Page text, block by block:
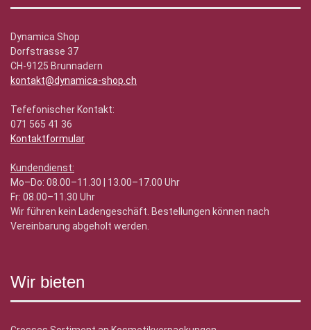
Dynamica Shop
Dorfstrasse 37
CH-9125 Brunnadern
kontakt@dynamica-shop.ch
Tefefonischer Kontakt:
071 565 41 36
Kontaktformular
Kundendienst:
Mo–Do: 08.00–11.30 | 13.00–17.00 Uhr
Fr: 08.00–11.30 Uhr
Wir führen kein Ladengeschäft. Bestellungen können nach
Vereinbarung abgeholt werden.
Wir bieten